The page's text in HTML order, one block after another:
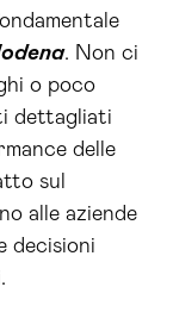
. Non ci
o poco
dettagliati
delle
sul
alle aziende
decisioni